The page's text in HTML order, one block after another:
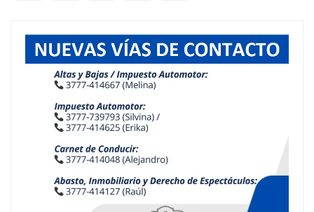
entradas